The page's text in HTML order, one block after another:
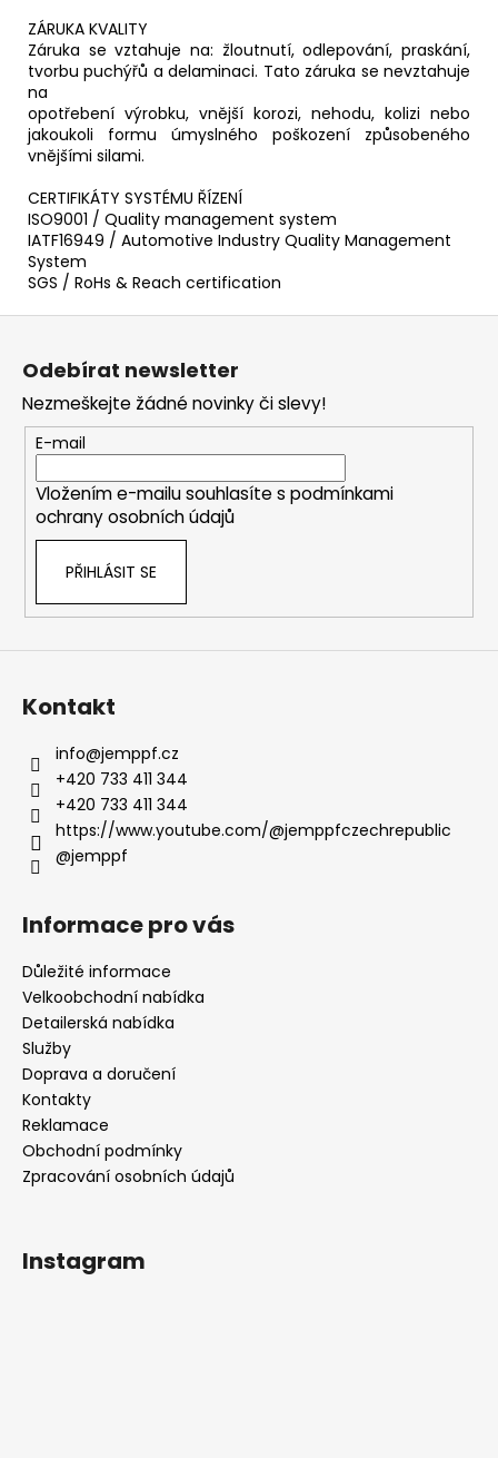
ZÁRUKA KVALITY
Záruka se vztahuje na: žloutnutí, odlepování, praskání,
tvorbu puchýřů a delaminaci. Tato záruka se nevztahuje
na
opotřebení výrobku, vnější korozi, nehodu, kolizi nebo
jakoukoli formu úmyslného poškození způsobeného
vnějšími silami.
CERTIFIKÁTY SYSTÉMU ŘÍZENÍ
ISO9001 / Quality management system
IATF16949 / Automotive Industry Quality Management
System
SGS / RoHs & Reach certification
Odebírat newsletter
Nezmeškejte žádné novinky či slevy!
E-mail
Vložením e-mailu souhlasíte s podmínkami
ochrany osobních údajů
PŘIHLÁSIT SE
Kontakt
info@jemppf.cz
+420 733 411 344
+420 733 411 344
https://www.youtube.com/@jemppfczechrepublic
@jemppf
Informace pro vás
Důležité informace
Velkoobchodní nabídka
Detailerská nabídka
Služby
Doprava a doručení
Kontakty
Reklamace
Obchodní podmínky
Zpracování osobních údajů
Instagram